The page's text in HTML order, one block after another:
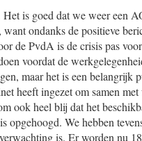
is goed dat we weer een
ondanks de positieve
de PvdA is de crisis pas
voordat de
maar het is een belangrijk
heeft ingezet om samen
ook heel blij dat het
opgehoogd. We hebben
is. Er worden nu